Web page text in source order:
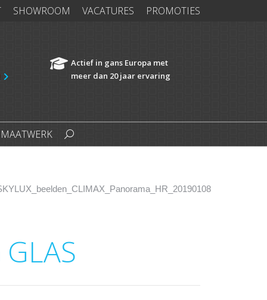
SHOWROOM VACATURES PROMOTIES
Actief in gans Europa met
meer dan 20 jaar ervaring
MAATWERK Search:
CARPORTS MAATWERK Search: